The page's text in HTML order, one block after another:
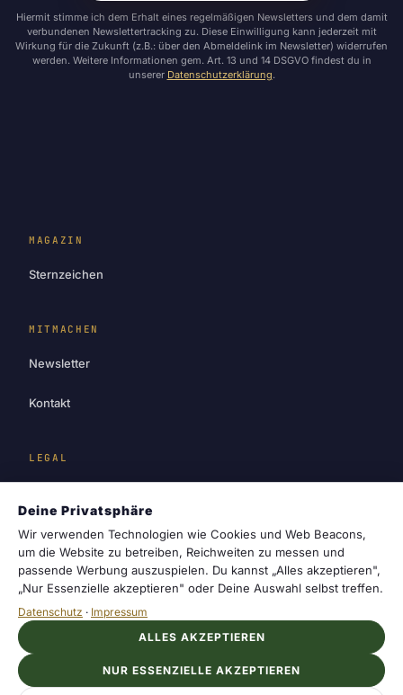
Hiermit stimme ich dem Erhalt eines regelmäßigen Newsletters und dem damit
verbundenen Newslettertracking zu. Diese Einwilligung kann jederzeit mit
Wirkung für die Zukunft (z.B.: über den Abmeldelink im Newsletter) widerrufen
werden. Weitere Informationen gem. Art. 13 und 14 DSGVO findest du in
unserer Datenschutzerklärung.
MAGAZIN
Sternzeichen
MITMACHEN
Newsletter
Kontakt
LEGAL
Datenschutz
Cookie-Einstellungen
© 2026 cosmotrail. Dein Magazin für
Sternzeichen, Horoskope und die Geheimnisse
Deine Privatsphäre
Wir verwenden Technologien wie Cookies und Web Beacons,
um die Website zu betreiben, Reichweiten zu messen und
passende Werbung auszuspielen. Du kannst „Alles akzeptieren",
„Nur Essenzielle akzeptieren" oder Deine Auswahl selbst treffen.
Datenschutz · Impressum
NUR ESSENZIELLE AKZEPTIEREN
ALLES AKZEPTIEREN